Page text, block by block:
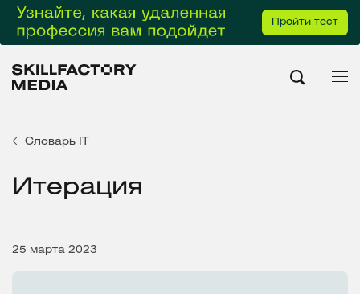
Пройти тест
Словарь IT
Итерация
25 марта 2023